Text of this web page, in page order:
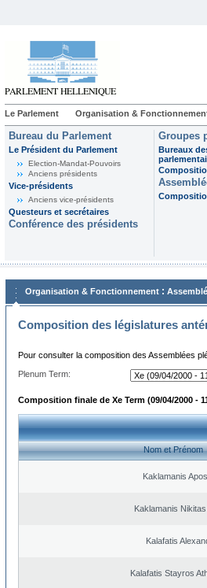
Le Parlement Organisation &
Bureau du Parlement
Le Président du Parlement
Election-Mandat-Pouvoirs
Anciens présidents
Vice-présidents
Anciens vice-présidents
Questeurs et secrétaires
Conférence des présidents
Groupes
Bureaux
Organisation & Fonctionnement :
Composition des législatures
Pour consulter la composition des Assemblées
Plenum Term:
Composition finale de Xe Term (09/04/2000 -
Nom et Prénom
Kaklamanis
Kaklamanis
Kalafatis
Kalafatis Stayros